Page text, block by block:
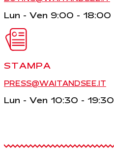
Lun - Ven 9:00 - 18:00
STAMPA
PRESS@WAITANDSEE.IT
Lun - Ven 10:30 - 19:30